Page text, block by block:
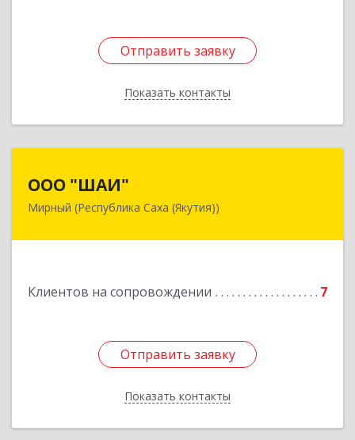
Отправить заявку
Показать контакты
Отправить заявку
Назад
ООО "ШАИ"
Мирный (Республика Саха (Якутия))
Клиентов на сопровождении 7
Отправить заявку
Показать контакты
678175, Республика Саха (Якутия), у.
Подробнее
Отправить заявку
Назад